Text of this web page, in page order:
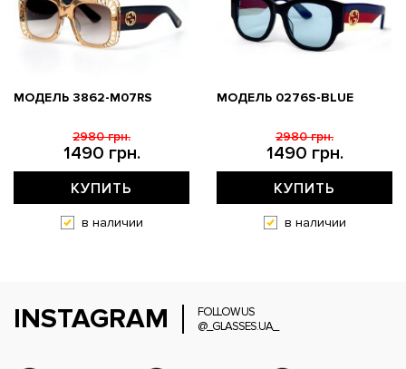
МОДЕЛЬ 3862-M07RS
1490 грн.
2980 грн.
КУПИТЬ
в наличии
МОДЕЛЬ 0276S-BLUE
1490 грн.
2980 грн.
КУПИТЬ
в наличии
INSTAGRAM
FOLLOW US
@_GLASSES.UA_